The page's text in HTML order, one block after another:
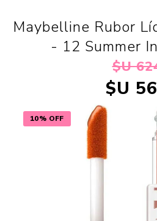
10% OFF
Maybelline Rubor
- 12 Summer
$U
$U